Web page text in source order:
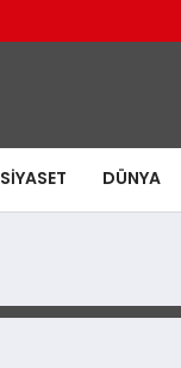
SIYASET DÜNYA